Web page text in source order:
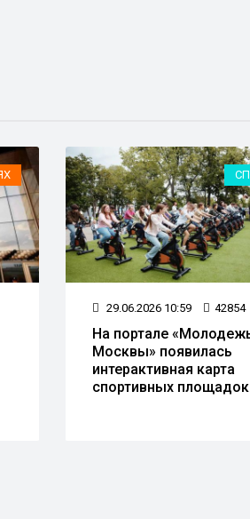
29.06.2026 10:59 42854
На портале
Москвы» появилась
интерактивная карта
спортивных площадок